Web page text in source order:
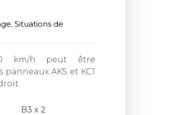
,Situations de
km/h peut être
AK5 et KC1
B3 x 2